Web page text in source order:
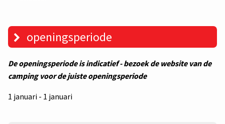
openingsperiode
De openingsperiode is indicatief - bezoek de website van de
camping voor de juiste openingsperiode
1 januari - 1 januari